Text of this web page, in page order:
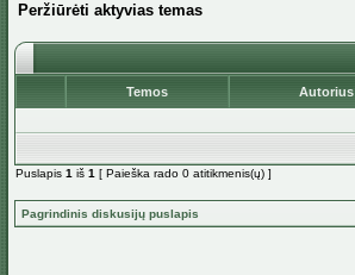
Peržiūrėti aktyvias temas
Temos Autorius
Puslapis 1 iš 1 [ Paieška rado 0 atitikmenis(ų) ]
Pagrindinis diskusijų puslapis